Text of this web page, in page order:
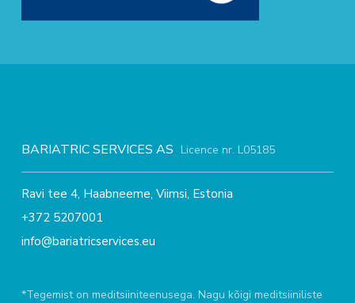
BARIATRIC SERVICES AS Licence nr. L05185
Ravi tee 4, Haabneeme, Viimsi, Estonia
+372 5207001
info@bariatricservices.eu
*Tegemist on meditsiiniteenusega. Nagu kõigi meditsiiniliste